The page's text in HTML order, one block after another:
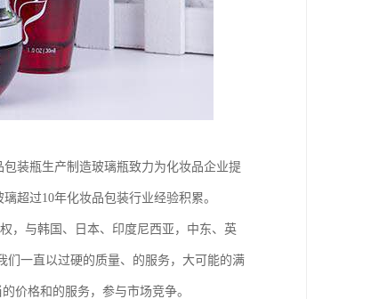
装瓶生产制造玻璃瓶致力为化妆品企业提
超过10年化妆品包装行业经验积累。
，与韩国、日本、印度尼西亚，中东、英
们一直以过硬的质量、的服务，大可能的满
价格和的服务，参与市场竞争。